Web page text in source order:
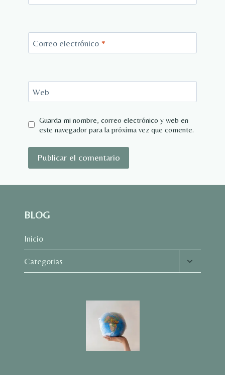
Correo electrónico *
Web
Guarda mi nombre, correo electrónico y web en
este navegador para la próxima vez que comente.
BLOG
Inicio
Categorias
Alternar
menú